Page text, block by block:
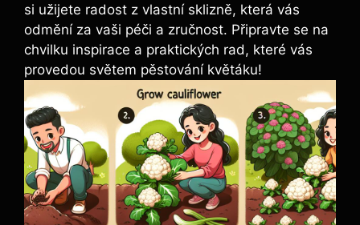
si užijete radost z vlastní sklizně, která vás
odmění za vaši péči a zručnost. Připravte se na
chvilku inspirace a praktických rad, které vás
provedou světem pěstování květáku!